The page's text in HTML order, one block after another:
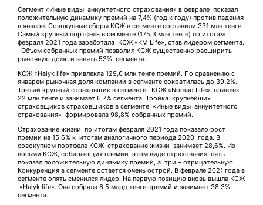
Сегмент «Иные виды аннуитетного страхования» в феврале показал
положительную динамику премий на 7,4% (год к году) против падения
в январе. Совокупные сборы КСЖ в сегменте составили 331 млн тенге.
Самый крупный портфель в сегменте (175,3 млн тенге) по итогам
февраля 2021 года заработала КСЖ «KM Life», став лидером сегмента.
Объем собранных премий позволил КСЖ существенно расширить
рыночную долю и занять 53% сегмента.
КСЖ «Halyk life» привлекла 129,6 млн тенге премий. По сравнению с
январем рыночная доля компании в сегменте сократилась до 39,2%.
Третий крупный страховщик в сегменте, КСЖ «Nomad Life», привлек
22 млн тенге и занимает 6,7% сегмента. Тройка крупнейших
страховщиков страховщиков в сегменте «Иные виды аннуитетного
страхования» формировала 98,8% собранных премий.
Страхование жизни по итогам февраля 2021 года показало рост
премии на 15,6% к итогам аналогичного периода 2020 года. В
совокупном портфеле КСЖ страхование жизни занимает 28,6%. Из
восьми КСЖ, собирающих премии этом виде страхования, пять
показал положительную динамику премий, а три – отрицательную.
Конкуренция в сегменте остается очень острой. В феврале 2021 года в
сегменте опять сменился лидер. На первую позицию вновь вышла КСЖ
«Halyk life». Она собрала 6,5 млрд тенге премий и занимает 38,3%
сегмента.